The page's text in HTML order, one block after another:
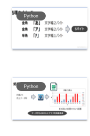
Python
Python